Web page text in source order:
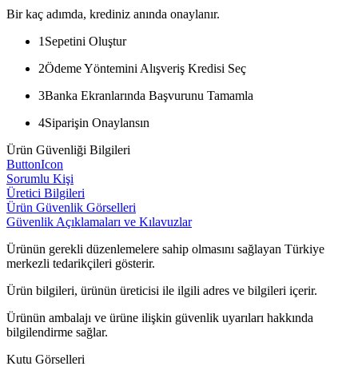
Bir kaç adımda, krediniz anında onaylanır.
1 Sepetini Oluştur
2Ödeme Yöntemini Alışveriş Kredisi Seç
3Banka Ekranlarında Başvurunu Tamamla
4Siparişin Onaylansın
Ürün Güvenliği Bilgileri
ButtonIcon
Sorumlu Kişi
Üretici Bilgileri
Ürün Güvenlik Görselleri
Güvenlik Açıklamaları ve Kılavuzlar
Ürünün gerekli düzenlemelere sahip olmasını sağlayan Türkiye
merkezli tedarikçileri gösterir.
Ürün bilgileri, ürünün üreticisi ile ilgili adres ve bilgileri içerir.
Ürünün ambalajı ve ürüne ilişkin güvenlik uyarıları hakkında
bilgilendirme sağlar.
Kutu Görselleri